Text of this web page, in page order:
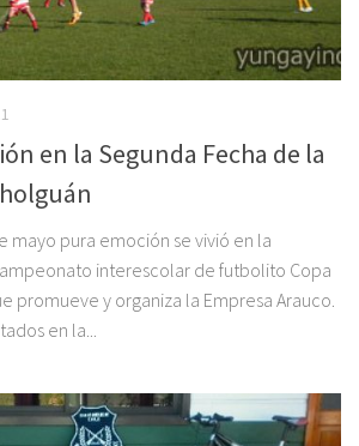
en la Segunda Fecha de la
mayo pura emoción se vivió en la
interescolar de futbolito Copa
promueve y organiza la Empresa Arauco.
en la...